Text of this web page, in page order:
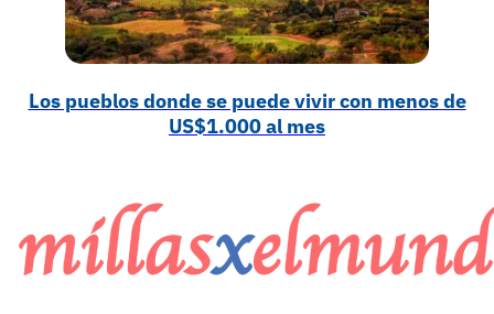
Los pueblos donde se puede vivir con menos de
US$1.000 al mes